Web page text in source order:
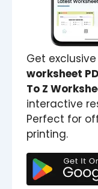
Get
worksheet
To Z
interactive
Perfect for
printing.